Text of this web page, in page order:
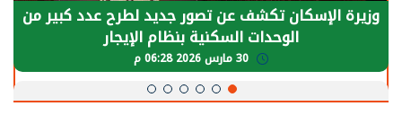
الرئيس السيسي: توقف الأنشطة في قطاع الطاقة
يحتاج إلى سنوات لعودة معدلات الإنتاج الطبيعية
30 مارس 2026 05:08 م